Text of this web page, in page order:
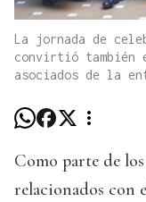
La jornada de
convirtió también
asociados de la
Como parte de
relacionados con